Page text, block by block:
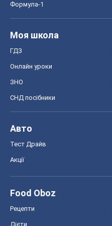
Формула-1
Моя школа
ГДЗ
Онлайн уроки
ЗНО
СНД посібники
Авто
Тест Драйв
Акції
Food Oboz
Рецепти
Дієти